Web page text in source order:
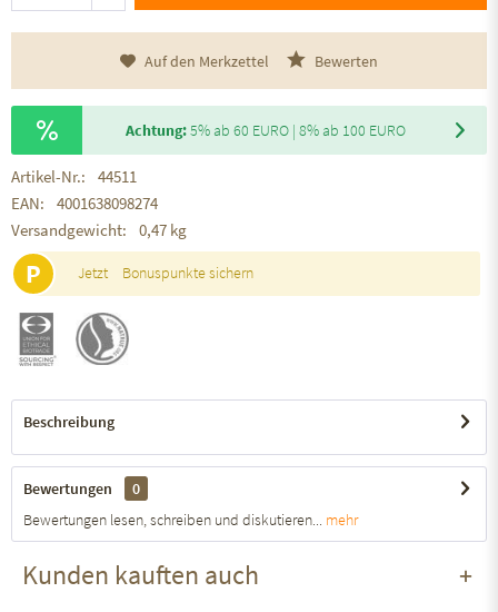
Auf den Merkzettel Bewerten
Achtung:5% ab 60 EURO | 8% ab 100 EURO
Artikel-Nr.:
44511
EAN:
4001638098274
Versandgewicht:
0,47 kg
P Jetzt Bonuspunkte sichern
Beschreibung
Bewertungen
0
Bewertungen lesen, schreiben und diskutieren... mehr
Kunden kauften auch